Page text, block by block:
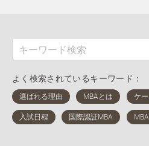
よく検索されているキーワード：